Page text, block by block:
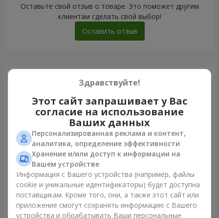
Оставьте свой отзыв о товаре. Это поможет другим
клиентам сделать свой выбор!
Оставить отзыв
Только что доставили
Букет из 35 красных роз
Львов
Здравствуйте!
Этот сайт запрашивает у Вас
согласие на использование
Ваших данных
Персонализированная реклама и контент,
аналитика, определение эффективности
Хранение и/или доступ к информации на
Вашем устройстве
Информация с Вашего устройства (например, файлы
cookie и уникальные идентификаторы) будет доступна
поставщикам. Кроме того, они, а также этот сайт или
приложение смогут сохранять информацию с Вашего
устройства и обрабатывать Ваши персональные